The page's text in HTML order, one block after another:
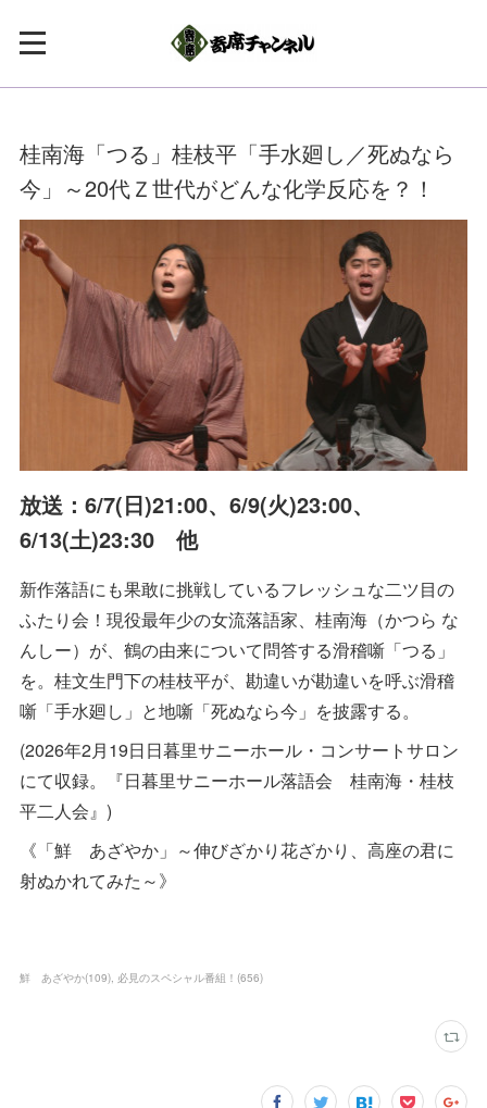
桂南海「つる」桂枝平「手水廻し／死ぬなら
今」～20代Ｚ世代がどんな化学反応を？！
放送：6/7(日)21:00、6/9(火)23:00、
6/13(土)23:30 他
新作落語にも果敢に挑戦しているフレッシュな二ツ目の
ふたり会！現役最年少の女流落語家、桂南海（かつら な
んしー）が、鶴の由来について問答する滑稽噺「つる」
を。桂文生門下の桂枝平が、勘違いが勘違いを呼ぶ滑稽
噺「手水廻し」と地噺「死ぬなら今」を披露する。
(2026年2月19日日暮里サニーホール・コンサートサロン
にて収録。『日暮里サニーホール落語会 桂南海・桂枝
平二人会』)
《「鮮 あざやか」～伸びざかり花ざかり、高座の君に
射ぬかれてみた～》
鮮 あざやか(109) 必見のスペシャル番組！ (656)